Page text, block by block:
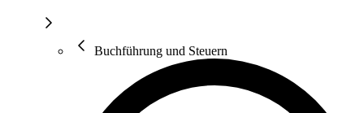
Buchführung und Steuern